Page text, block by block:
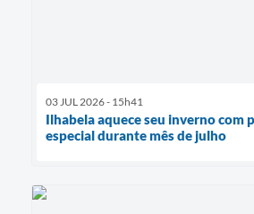
03 JUL 2026 - 15h41
Ilhabela aquece seu inverno com
especial durante mês de julho